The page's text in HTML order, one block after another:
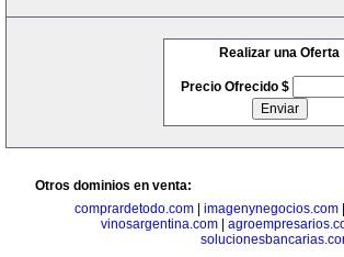
Realizar una Oferta
Precio Ofrecido $
Otros dominios en venta:
comprardetodo.com
imagenynegocios.com
vinosargentina.com|